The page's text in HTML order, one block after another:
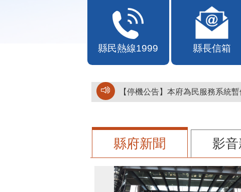
縣民熱線1999 縣長信箱
【停機公告】本府為民服務系統
縣府新聞 影音